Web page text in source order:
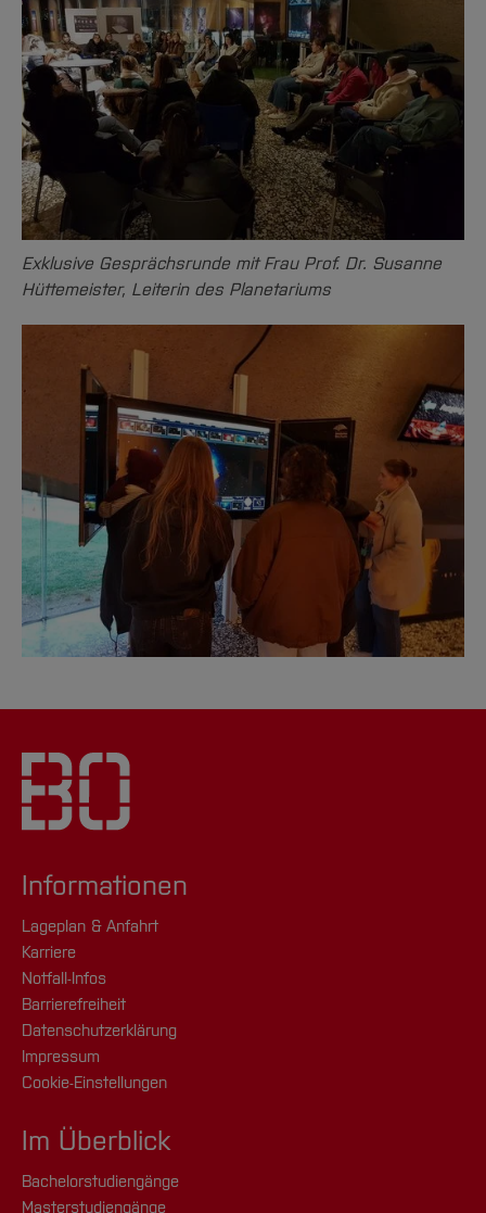
Exklusive Gesprächsrunde mit Frau Prof. Dr. Susanne
Hüttemeister, Leiterin des Planetariums
Informationen
Lageplan & Anfahrt
Karriere
Notfall-Infos
Barrierefreiheit
Datenschutzerklärung
Impressum
Cookie-Einstellungen
Im Überblick
Bachelorstudiengänge
Masterstudiengänge